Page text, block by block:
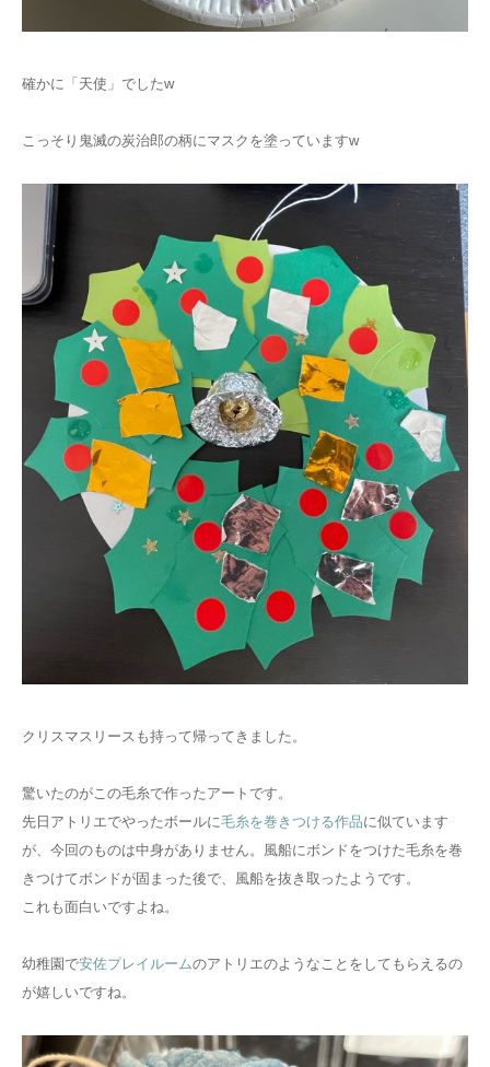
確かに「天使」でしたw
こっそり鬼滅の炭治郎の柄にマスクを塗っていますw
クリスマスリースも持って帰ってきました。
驚いたのがこの毛糸で作ったアートです。
先日アトリエでやったボールに毛糸を巻きつける作品に似ています
が、今回のものは中身がありません。風船にボンドをつけた毛糸を巻
きつけてボンドが固まった後で、風船を抜き取ったようです。
これも面白いですよね。
幼稚園で安佐プレイルームのアトリエのようなことをしてもらえるの
が嬉しいですね。